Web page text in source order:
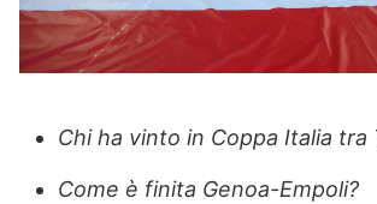
Chi ha vinto in Coppa Italia tra
Come è finita Genoa-Empoli?